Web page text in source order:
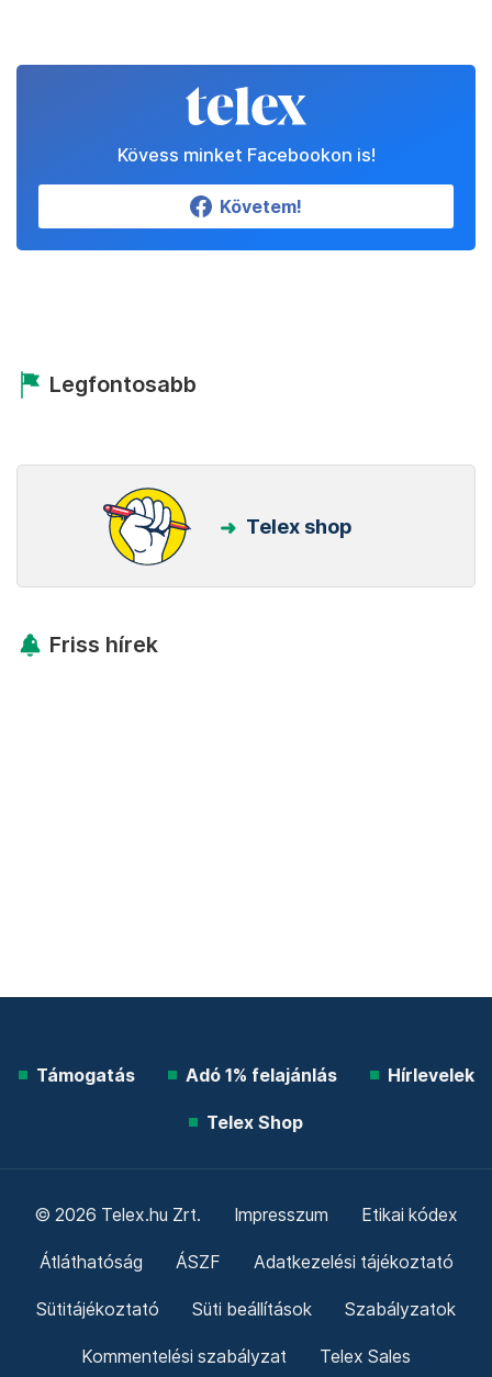
Kövess minket Facebookon is!
Követem!
Legfontosabb
Telex shop
Friss hírek
Támogatás Adó 1% felajánlás Hírlevelek
Telex Shop
© 2026 Telex.hu Zrt. Impresszum Etikai kódex
Átláthatóság ÁSZF Adatkezelési tájékoztató
Sütitájékoztató Süti beállítások Szabályzatok
Kommentelési szabályzat Telex Sales